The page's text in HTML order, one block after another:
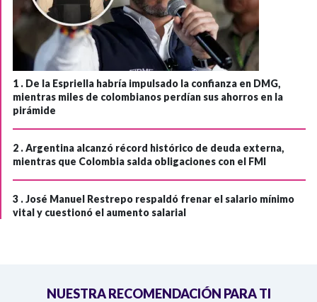
1 . De la Espriella habría impulsado la confianza en DMG,
mientras miles de colombianos perdían sus ahorros en la
pirámide
2 .Argentina alcanzó récord histórico de deuda externa,
mientras que Colombia salda obligaciones con el FMI
3 .José Manuel Restrepo respaldó frenar el salario mínimo
vital y cuestionó el aumento salarial
NUESTRA RECOMENDACIÓN PARA TI